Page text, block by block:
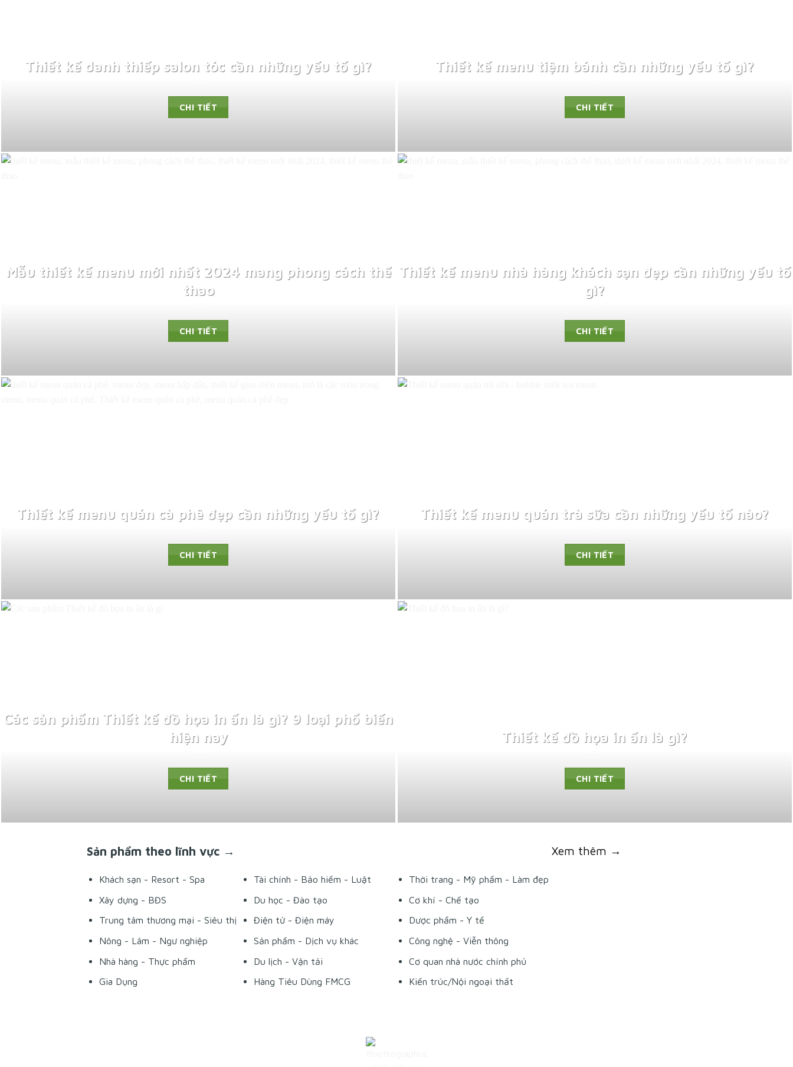
Thiết kế danh thiếp salon tóc cần những yếu tố gì?
CHI TIẾT
Thiết kế menu tiệm bánh cần những yếu tố gì?
CHI TIẾT
Mẫu thiết kế menu mới nhất 2024 mang phong cách thể
thao
CHI TIẾT
Thiết kế menu nhà hàng khách sạn đẹp cần những yếu tố
gì?
CHI TIẾT
Thiết kế menu quán cà phê đẹp cần những yếu tố gì?
CHI TIẾT
Thiết kế menu quán trà sữa cần những yếu tố nào?
CHI TIẾT
Các sản phẩm Thiết kế đồ họa in ấn là gì? 9 loại phổ biến
hiện nay
CHI TIẾT
Thiết kế đồ họa in ấn là gì?
CHI TIẾT
Sản phẩm theo lĩnh vực → Xem thêm →
Khách sạn - Resort - Spa
Xây dựng - BĐS
Trung tâm thương mại - Siêu thị
Nông - Lâm - Ngư nghiệp
Nhà hàng - Thực phẩm
Gia Dụng
Tài chính - Bảo hiểm - Luật
Du học - Đào tạo
Điện tử - Điện máy
Sản phẩm - Dịch vụ khác
Du lịch - Vận tải
Hàng Tiêu Dùng FMCG
Thời trang - Mỹ phẩm - Làm đẹp
Cơ khí - Chế tạo
Dược phẩm - Y tế
Công nghệ - Viễn thông
Cơ quan nhà nước chính phủ
Kiến trúc/Nội ngoại thất